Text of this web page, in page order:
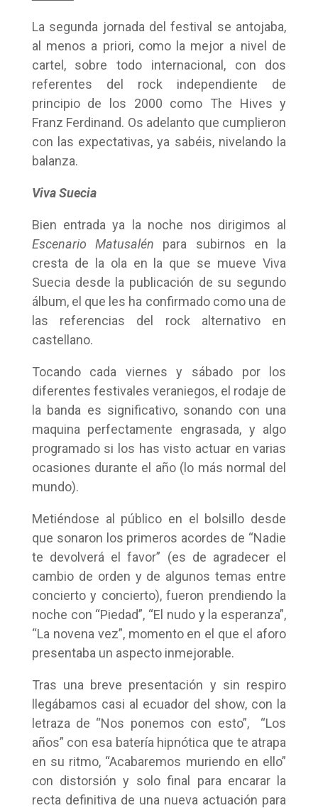
La segunda jornada del festival se antojaba,
al menos a priori, como la mejor a nivel de
cartel, sobre todo internacional, con dos
referentes del rock independiente de
principio de los 2000 como The Hives y
Franz Ferdinand. Os adelanto que cumplieron
con las expectativas, ya sabéis, nivelando la
balanza.
Viva Suecia
Bien entrada ya la noche nos dirigimos al
Escenario Matusalén para subirnos en la
cresta de la ola en la que se mueve Viva
Suecia desde la publicación de su segundo
álbum, el que les ha confirmado como una de
las referencias del rock alternativo en
castellano.
Tocando cada viernes y sábado por los
diferentes festivales veraniegos, el rodaje de
la banda es significativo, sonando con una
maquina perfectamente engrasada, y algo
programado si los has visto actuar en varias
ocasiones durante el año (lo más normal del
mundo).
Metiéndose al público en el bolsillo desde
que sonaron los primeros acordes de “Nadie
te devolverá el favor” (es de agradecer el
cambio de orden y de algunos temas entre
concierto y concierto), fueron prendiendo la
noche con “Piedad”, “El nudo y la esperanza”,
“La novena vez”, momento en el que el aforo
presentaba un aspecto inmejorable.
Tras una breve presentación y sin respiro
llegábamos casi al ecuador del show, con la
letraza de “Nos ponemos con esto”, “Los
años” con esa batería hipnótica que te atrapa
en su ritmo, “Acabaremos muriendo en ello”
con distorsión y solo final para encarar la
recta definitiva de una nueva actuación para